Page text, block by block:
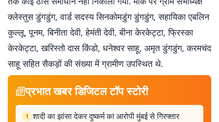
क्लेस्तुस डुंगडुंग, वार्ड सदस्य सिनकोमडुंग डुंगडुंग, सहायिका एबलिन
कुल्लू, पूनम, बिनीता देवी, हेमंती देवी, बीना केरकेट्टा, फ्रिस्का
केरकेट्टा, खरिस्तो दास किंडो, धनेश्वर साहू, अमृत डुंगडुंग, करमचंद
साहू सहित सैकड़ों की संख्या में ग्रामीण उपस्थित थे.
प्रभात खबर डिजिटल टॉप स्टोरी
1 शादी का झांसा देकर दुष्कर्म का आरोपी मुंबई से गिरफ्तार